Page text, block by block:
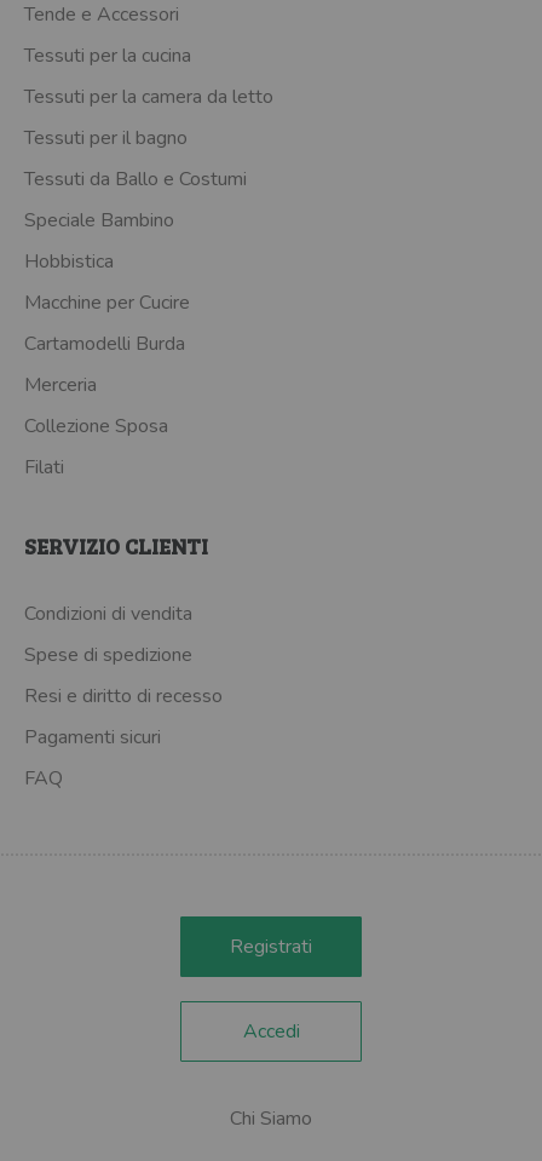
Tende e Accessori
Tessuti per la cucina
Tessuti per la camera da letto
Tessuti per il bagno
Tessuti da Ballo e Costumi
Speciale Bambino
Hobbistica
Macchine per Cucire
Cartamodelli Burda
Merceria
Collezione Sposa
Filati
SERVIZIO CLIENTI
Condizioni di vendita
Spese di spedizione
Resi e diritto di recesso
Pagamenti sicuri
FAQ
Registrati
Accedi
Chi Siamo